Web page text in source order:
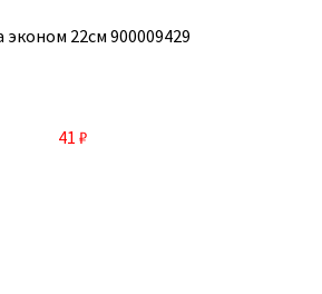
эконом 22см 900009429
41 ₽